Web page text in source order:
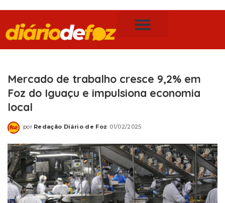
Mercado de trabalho cresce 9,2% em
Foz do Iguaçu e impulsiona economia
local
por Redação Diário de Foz 01/02/2025